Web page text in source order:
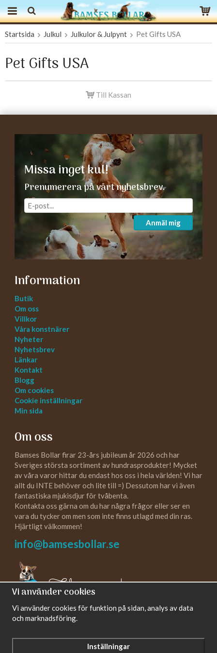
Produkten har blivit tillagd i varukorgen
Startsida Julkul Julkulor & Julpynt Pet Gifts USA
Pet Gifts USA
Till Kassan
Missa inget kul!
Prenumerera på vårt nyhetsbrev.
Anmäl mig
Information
Butik
Om oss
Villkor
Våra konstnärer
Nyheter
Nyhetsbrev
Länkar
Kontakt
Blogg
Om cookies
Cookie inställningar
Min sida
Om oss
Bamses Bollar firar 23-års jubileum år 2026 och har
Sveriges största sortiment av hundrasprodukter! Mycket
av våra varor hittar du endast hos oss i hela världen! Vi har
allt du INTE behöver och lite till =) Dessutom har vi även
fantastiska mjukisdjur för tvåbenta.
Kontakta oss gärna om du har några frågor eller ser en
vara du tycker om men som inte finns utlagd med din ras.
Hjärtligt välkommen!
info@bamsesbollar.se
Följ oss gärna!
Vi använder cookies
Vi använder cookies för funktion på sidan, analys av data
och marknadsföring.
Inställningar